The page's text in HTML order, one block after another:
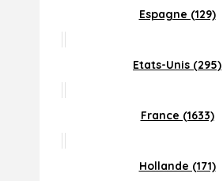
Espagne (129)
Etats-Unis (295)
France (1633)
Hollande (171)